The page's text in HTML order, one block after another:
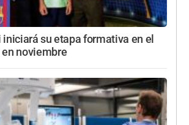
su etapa formativa en el
en noviembre